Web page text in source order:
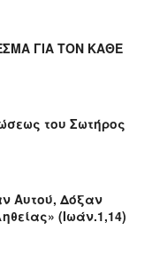
ΓΙΑ ΤΟΝ ΚΑΘΕ
του Σωτήρος
Αυτού, Δόξαν
(Ιωάν.1,14)